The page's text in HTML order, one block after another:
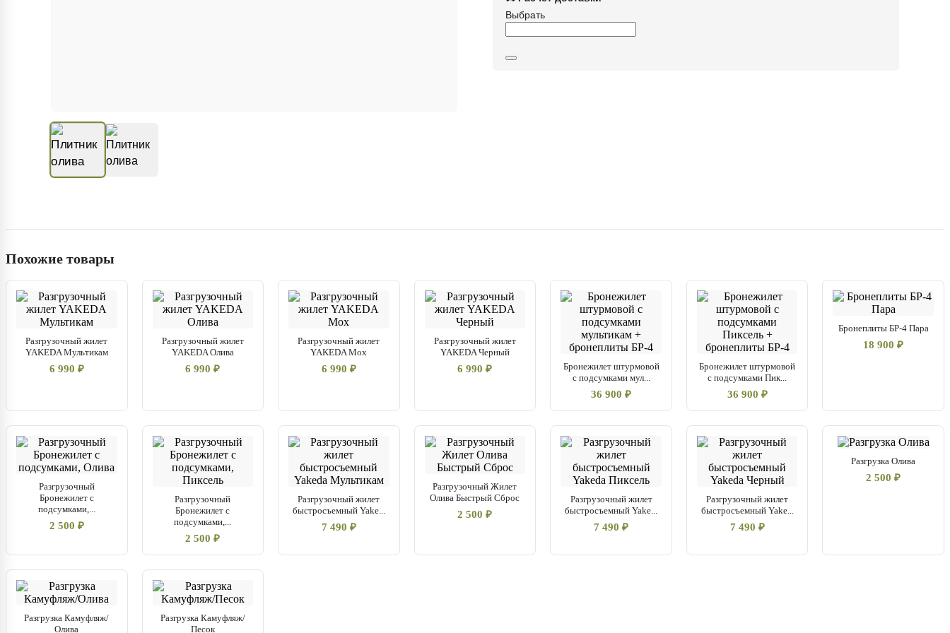
Выбрать
Похожие товары
Разгрузочный жилет
YAKEDA Мультикам
6 990 ₽
Разгрузочный жилет
YAKEDA Олива
6 990 ₽
Разгрузочный жилет
YAKEDA Мох
6 990 ₽
Разгрузочный жилет
YAKEDA Черный
6 990 ₽
Бронежилет штурмовой
с подсумками мул...
36 900 ₽
Бронежилет штурмовой
с подсумками Пик...
36 900 ₽
Бронеплиты БР-4 Пара
18 900 ₽
Разгрузочный
Бронежилет с
подсумками,...
2 500 ₽
Разгрузочный
Бронежилет с
подсумками,...
2 500 ₽
Разгрузочный жилет
быстросъемный Yake...
7 490 ₽
Разгрузочный Жилет
Олива Быстрый Сброс
2 500 ₽
Разгрузочный жилет
быстросъемный Yake...
7 490 ₽
Разгрузочный жилет
быстросъемный Yake...
7 490 ₽
Разгрузка Олива
2 500 ₽
Разгрузка Камуфляж/
Олива
Разгрузка Камуфляж/
Песок